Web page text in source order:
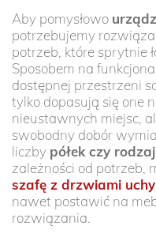
Aby pomysłowo
potrzebujemy
potrzeb, które sprytnie
Sposobem na
dostępnej przestrzeni
tylko dopasują się one
nieustawnych miejsc,
swobodny dobór
liczby półek czy
zależności od potrzeb,
szafę z drzwiami
nawet postawić na
rozwiązania.